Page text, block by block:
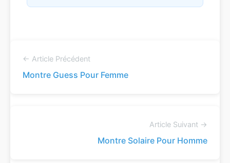
← Article Précédent
Montre Guess Pour Femme
Article Suivant →
Montre Solaire Pour Homme